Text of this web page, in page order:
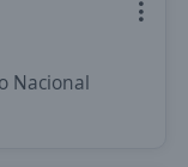
Nacional